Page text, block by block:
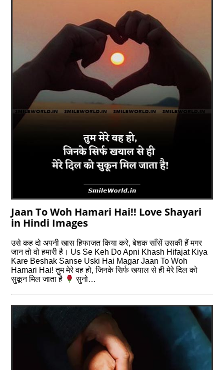
Jaan To Woh Hamari Hai!! Love Shayari
in Hindi Images
उसे कह दो अपनी खास हिफाजत किया करे, बेशक साँसें उसकी हैं मगर
जान तो वो हमारी है। Us Se Keh Do Apni Khash Hifajat Kiya
Kare Beshak Sanse Uski Hai Magar Jaan To Woh
Hamari Hai! तुम मेरे वह हो, जिनके सिर्फ खयाल से ही मेरे दिल को
सुकून मिल जाता है
सुनो…